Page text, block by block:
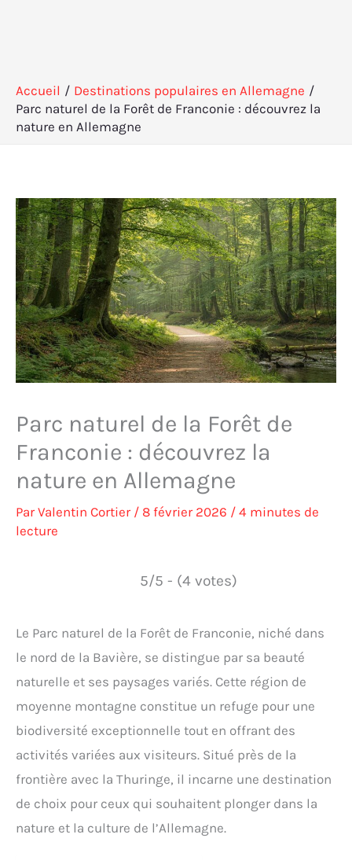
Accueil
Destinations populaires en Allemagne
Parc naturel de la Forêt de Franconie : découvrez la
nature en Allemagne
Parc naturel de la Forêt de
Franconie : découvrez la
nature en Allemagne
ParValentin Cortier / 8 février 2026 / 4 minutes de
lecture
5/5 - (4 votes)
Le Parc naturel de la Forêt de Franconie, niché dans
le nord de la Bavière, se distingue par sa beauté
naturelle et ses paysages variés. Cette région de
moyenne montagne constitue un refuge pour une
biodiversité exceptionnelle tout en offrant des
activités variées aux visiteurs. Situé près de la
frontière avec la Thuringe, il incarne une destination
de choix pour ceux qui souhaitent plonger dans la
nature et la culture de l’Allemagne.